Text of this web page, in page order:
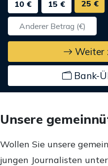
10 €
15 € 25 €
Weiter
Bank-
Unsere
Wollen Sie unsere
jungen Journalisten